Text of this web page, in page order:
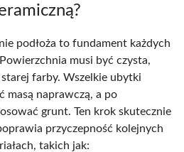
podłoża to fundament każdych
musi być czysta,
farby. Wszelkie ubytki
masą naprawczą, a po
grunt. Ten krok skutecznie
przyczepność kolejnych
takich jak: